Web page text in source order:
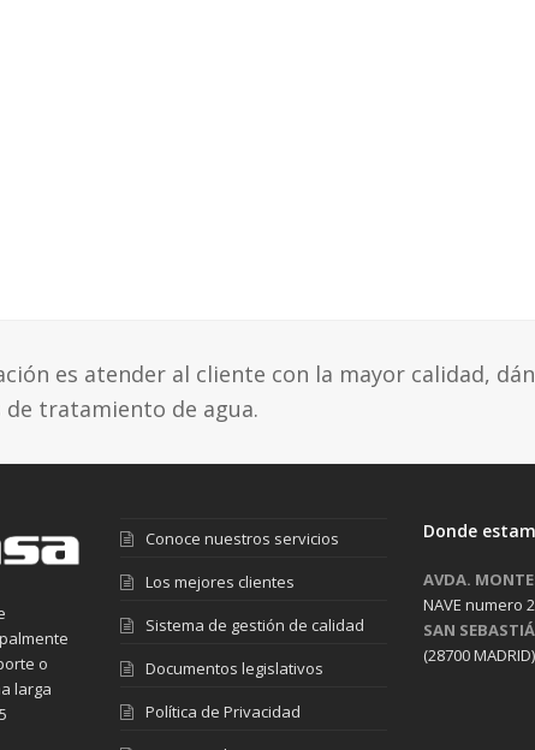
es atender al cliente con la mayor calidad,
de tratamiento de agua.
o
larga
Conoce nuestros servicios
Los mejores clientes
Sistema de gestión de calidad
Documentos legislativos
Política de Privacidad
Donde
AVDA.
NAVE numero
SAN
(28700 MADRID)